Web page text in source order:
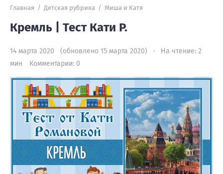
Главная / Детская рубрика / Миша и Катя
Кремль | Тест Кати Р.
14 марта 2020 (обновлено 15 марта 2020) · На чтение: 2
мин
Комментарии: 0